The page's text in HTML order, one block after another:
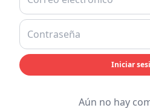
Iniciar
Aún no hay